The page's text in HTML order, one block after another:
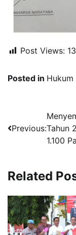
Post Views:
Posted in Hukum
Navigasi
pos
Previous:Tahun
1.100
Related